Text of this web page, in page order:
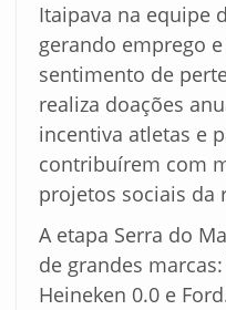
Itaipava na equipe
gerando emprego
sentimento de
realiza doações
incentiva atletas e
contribuírem com
projetos sociais da
A etapa Serra do
de grandes
Heineken 0.0 e